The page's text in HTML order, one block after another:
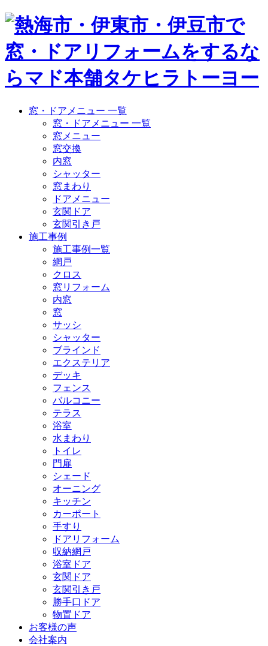
窓・ドアメニュー 一覧
窓・ドアメニュー 一覧
窓メニュー
窓交換
内窓
シャッター
窓まわり
ドアメニュー
玄関ドア
玄関引き戸
施工事例
施工事例一覧
網戸
クロス
窓リフォーム
内窓
窓
サッシ
シャッター
ブラインド
エクステリア
デッキ
フェンス
バルコニー
テラス
浴室
水まわり
トイレ
門扉
シェード
オーニング
キッチン
カーポート
手すり
ドアリフォーム
収納網戸
浴室ドア
玄関ドア
玄関引き戸
勝手口ドア
物置ドア
お客様の声
会社案内